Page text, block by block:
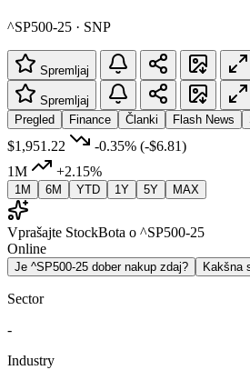
^SP500-25 · SNP
Spremljaj
Spremljaj
Pregled
Finance Članki Flash News
$1,951.22 -0.35% (-$6.81)
1M
+2.15%
1M 6M YTD 1Y 5Y MAX
Vprašajte StockBota o ^SP500-25
Online
Je ^SP500-25 dober nakup zdaj? Kakšna
Sector
-
Industry